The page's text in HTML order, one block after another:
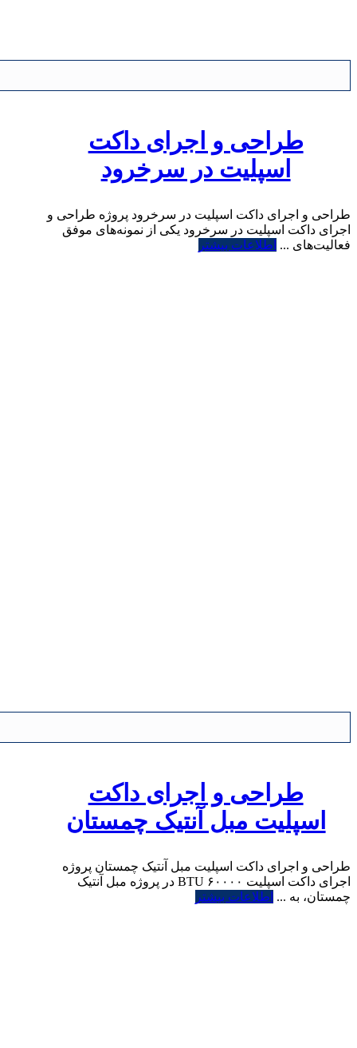
طراحی و اجرای داکت
اسپلیت در سرخرود
طراحی و اجرای داکت اسپلیت در سرخرود پروژه طراحی و
اجرای داکت اسپلیت در سرخرود یکی از نمونه‌های موفق
فعالیت‌های ... اطلاعات بیشتر
طراحی و اجرای داکت
اسپلیت مبل آنتیک چمستان
طراحی و اجرای داکت اسپلیت مبل آنتیک چمستان پروژه
اجرای داکت اسپلیت ۶۰۰۰۰ BTU در پروژه مبل آنتیک
چمستان، به ... اطلاعات بیشتر